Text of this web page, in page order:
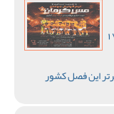
این فصل کشور